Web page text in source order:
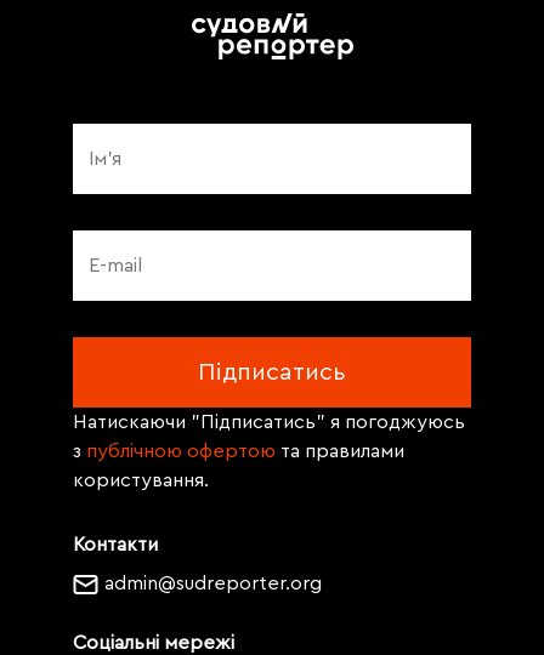
Контакти
admin@sudreporter.org
Соціальні мережі
Натискаючи "Підписатись" я погоджуюсь
з публічною офертою та правилами
користування.